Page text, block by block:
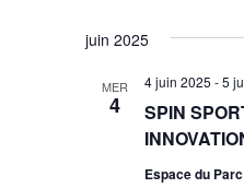
juin 2025
MER
4
SPIN
4 juin 2025 -5
Espace du Parc